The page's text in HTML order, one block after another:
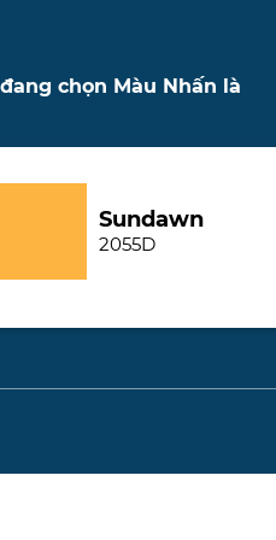
chọn Màu Nhấn là
Sundawn
2055D